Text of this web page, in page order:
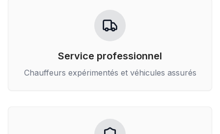
Service professionnel
Chauffeurs expérimentés et véhicules assurés